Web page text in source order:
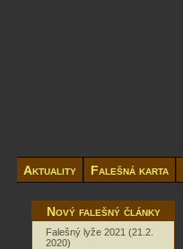
Aktuality Falešná karta
Nový falešný články
Falešný lyže 2021 (21.2.
2020)